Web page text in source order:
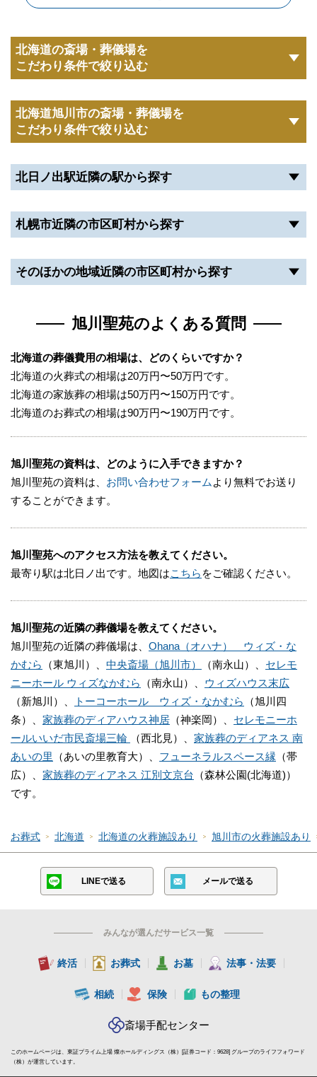
北海道の斎場・葬儀場を
こだわり条件で絞り込む
北海道旭川市の斎場・葬儀場を
こだわり条件で絞り込む
北日ノ出駅近隣の駅から探す
札幌市近隣の市区町村から探す
そのほかの地域近隣の市区町村から探す
旭川聖苑のよくある質問
北海道の葬儀費用の相場は、どのくらいですか？
北海道の火葬式の相場は20万円〜50万円です。
北海道の家族葬の相場は50万円〜150万円です。
北海道のお葬式の相場は90万円〜190万円です。
旭川聖苑の資料は、どのように入手できますか？
旭川聖苑の資料は、 お問い合わせフォーム より無料でお送り
することができます。
旭川聖苑へのアクセス方法を教えてください。
最寄り駅は北日ノ出です。地図はこちら をご確認ください。
旭川聖苑の近隣の葬儀場を教えてください。
旭川聖苑の近隣の葬儀場は、 Ohana（オハナ） ウィズ・な
かむら
（東旭川）、 中央斎場（旭川市） （南永山）、 セレモ
ニーホール ウィズなかむら
（南永山）、 ウィズハウス末広
（新旭川）、
トーコーホール ウィズ・なかむら
（旭川四
条）、 家族葬のディアハウス神居 （神楽岡）、 セレモニーホ
ールいいだ市民斎場三輪
（西北見）、 家族葬のディアネス 南
あいの里
（あいの里教育大）、 フューネラルスペース縁 （帯
広）、 家族葬のディアネス 江別文京台 （森林公園(北海道)）
です。
お葬式 北海道 北海道の火葬施設あり 旭川市の火葬施設あり
LINEで送る メールで送る
みんなが選んだサービス一覧
終活 お葬式 お墓 法事・法要
相続 保険 もの整理
斎場手配センター
このホームページは、東証プライム上場 燦ホールディングス（株）[証券コード：9628] グループのライフフォワード
（株）が運営しています。